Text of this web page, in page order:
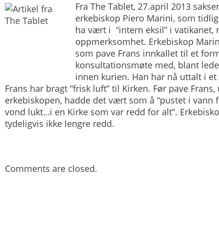
Fra The Tablet, 27.april 2013
erkebiskop Piero Marini, som
ha vært i “intern eksil” i vatikanet,
oppmerksomhet. Erkebiskop
som pave Frans innkallet til et
konsultationsmøte med, blant
innen kurien. Han har nå uttalt i
Frans har bragt “frisk luft” til Kirken. Før pave
erkebiskopen, hadde det vært som å “pustet i vann
vond lukt…i en Kirke som var redd for alt”.
tydeligvis ikke lengre redd.
Comments are closed.